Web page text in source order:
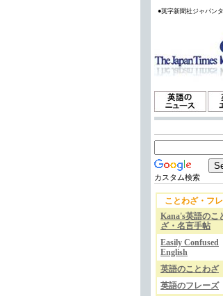
●英字新聞社ジャパン
カスタム検索
ことわざ・フ
Kana's英語のこ
ざ・名言手帖
Easily Confused
English
英語のことわざ
英語のフレーズ